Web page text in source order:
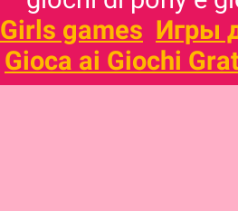
Girls games Игры
Gioca ai Giochi